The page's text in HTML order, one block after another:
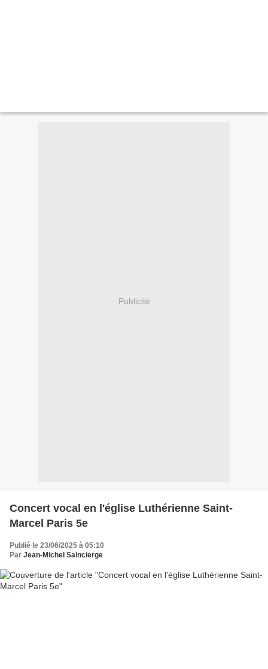
Publicité
Concert vocal en l'église Luthérienne Saint-
Marcel Paris 5e
Publié le 23/06/2025 à 05:10
Par Jean-Michel Saincierge